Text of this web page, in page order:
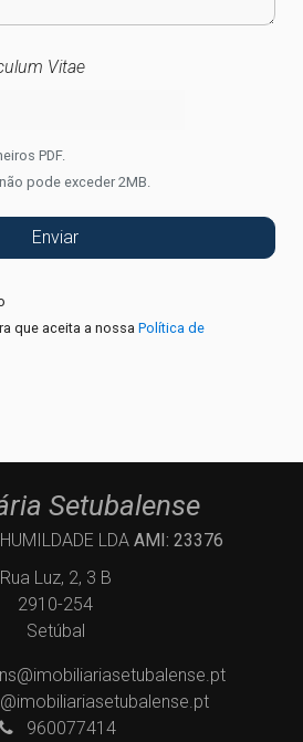
Vitae
PDF.
pode exceder 2MB.
que aceita a nossa Política de
Setubalense
LDA AMI: 23376
Rua Luz, 2, 3 B
2910-254
Setúbal
960077414